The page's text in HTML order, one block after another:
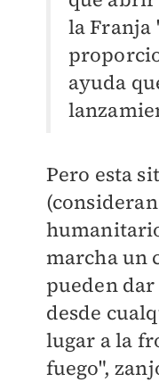
la Franja
ayuda
Pero esta
marcha un
pueden
desde
lugar a la
fuego",